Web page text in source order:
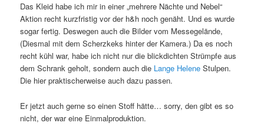
Das Kleid habe ich mir in einer „mehrere Nächte und Nebel“
Aktion recht kurzfristig vor der h&h noch genäht. Und es wurde
sogar fertig. Deswegen auch die Bilder vom Messegelände,
(Diesmal mit dem Scherzkeks hinter der Kamera.) Da es noch
recht kühl war, habe ich nicht nur die blickdichten Strümpfe aus
dem Schrank geholt, sondern auch die Lange Helene Stulpen.
Die hier praktischerweise auch dazu passen.
Er jetzt auch gerne so einen Stoff hätte… sorry, den gibt es so
nicht, der war eine Einmalproduktion.